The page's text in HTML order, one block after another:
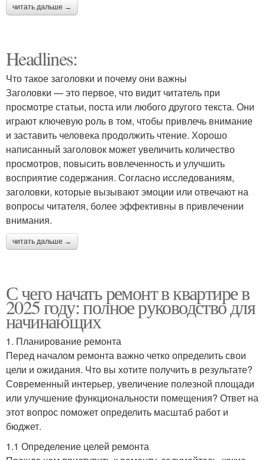
читать дальше →
Headlines:
Что такое заголовки и почему они важны
Заголовки — это первое, что видит читатель при
просмотре статьи, поста или любого другого текста. Они
играют ключевую роль в том, чтобы привлечь внимание
и заставить человека продолжить чтение. Хорошо
написанный заголовок может увеличить количество
просмотров, повысить вовлеченность и улучшить
восприятие содержания. Согласно исследованиям,
заголовки, которые вызывают эмоции или отвечают на
вопросы читателя, более эффективны в привлечении
внимания.
читать дальше →
С чего начать ремонт в квартире в
2025 году: полное руководство для
начинающих
1. Планирование ремонта
Перед началом ремонта важно четко определить свои
цели и ожидания. Что вы хотите получить в результате?
Современный интерьер, увеличение полезной площади
или улучшение функциональности помещения? Ответ на
этот вопрос поможет определить масштаб работ и
бюджет.
1.1 Определение целей ремонта